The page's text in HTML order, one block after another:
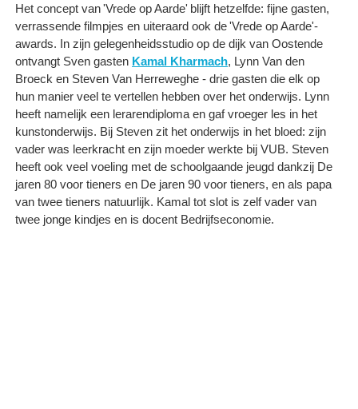
Het concept van 'Vrede op Aarde' blijft hetzelfde: fijne gasten,
verrassende filmpjes en uiteraard ook de 'Vrede op Aarde'-
awards. In zijn gelegenheidsstudio op de dijk van Oostende
ontvangt Sven gasten Kamal Kharmach, Lynn Van den
Broeck en Steven Van Herreweghe - drie gasten die elk op
hun manier veel te vertellen hebben over het onderwijs. Lynn
heeft namelijk een lerarendiploma en gaf vroeger les in het
kunstonderwijs. Bij Steven zit het onderwijs in het bloed: zijn
vader was leerkracht en zijn moeder werkte bij VUB. Steven
heeft ook veel voeling met de schoolgaande jeugd dankzij De
jaren 80 voor tieners en De jaren 90 voor tieners, en als papa
van twee tieners natuurlijk. Kamal tot slot is zelf vader van
twee jonge kindjes en is docent Bedrijfseconomie.